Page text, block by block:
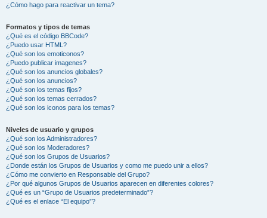
¿Cómo hago para reactivar un tema?
Formatos y tipos de temas
¿Qué es el código BBCode?
¿Puedo usar HTML?
¿Qué son los emoticonos?
¿Puedo publicar imagenes?
¿Qué son los anuncios globales?
¿Qué son los anuncios?
¿Qué son los temas fijos?
¿Qué son los temas cerrados?
¿Qué son los iconos para los temas?
Niveles de usuario y grupos
¿Qué son los Administradores?
¿Qué son los Moderadores?
¿Qué son los Grupos de Usuarios?
¿Donde están los Grupos de Usuarios y como me puedo unir a ellos?
¿Cómo me convierto en Responsable del Grupo?
¿Por qué algunos Grupos de Usuarios aparecen en diferentes colores?
¿Qué es un “Grupo de Usuarios predeterminado”?
¿Qué es el enlace “El equipo”?